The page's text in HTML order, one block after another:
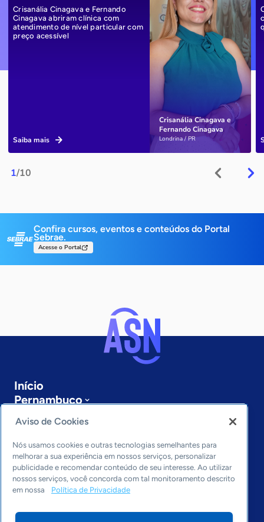
1/10
Crisanália Cinagava e
Fernando Cinagava
Londrina / PR
Crisanália Cinagava e Fernando
Cinagava abriram clínica com
atendimento de nível particular com
preço acessível
Saiba mais
Confira cursos, eventos e conteúdos do Portal
Sebrae.
Acesse o Portal
Início
Pernambuco
Sobre a ASN
Últimas notícias
Entre em contato
Editorias
Economia & Política
Inovação & Tecnologia
Cultura empreendedora
Aviso de Cookies
Nós usamos cookies e outras tecnologias semelhantes para
melhorar a sua experiência em nossos serviços, personalizar
publicidade e recomendar conteúdo de seu interesse. Ao utilizar
nossos serviços, você concorda com tal monitoramento descrito
em nossa
Política de Privacidade